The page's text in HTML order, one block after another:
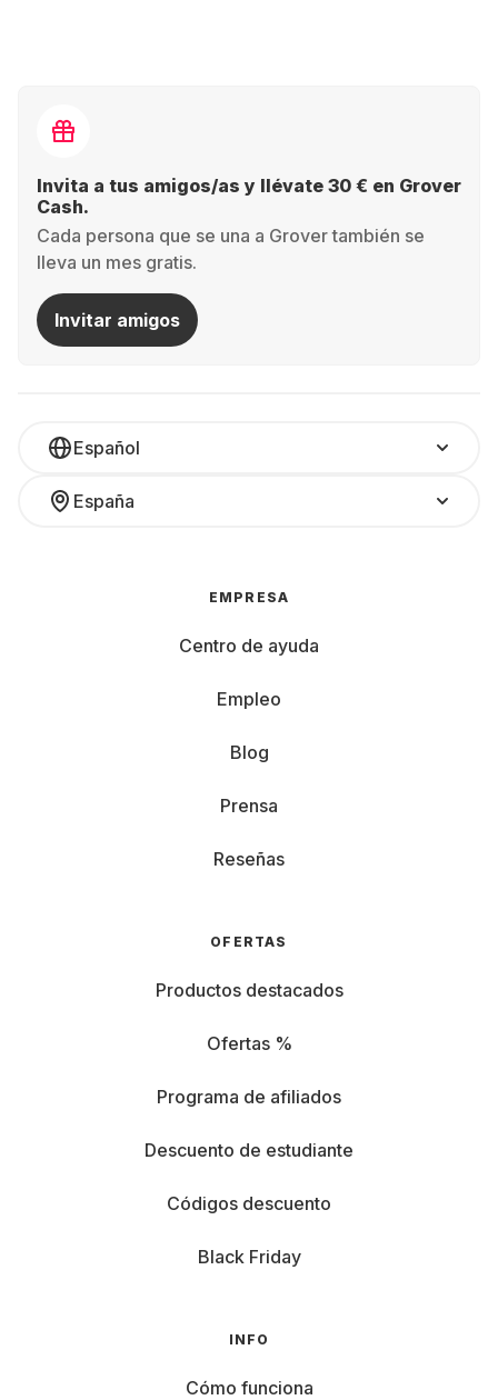
Invita a tus amigos/as y llévate 30 € en Grover
Cash.
Cada persona que se una a Grover también se
lleva un mes gratis.
Invitar amigos
Español
España
EMPRESA
Centro de ayuda
Empleo
Blog
Prensa
Reseñas
OFERTAS
Productos destacados
Ofertas %
Programa de afiliados
Descuento de estudiante
Códigos descuento
Black Friday
INFO
Cómo funciona